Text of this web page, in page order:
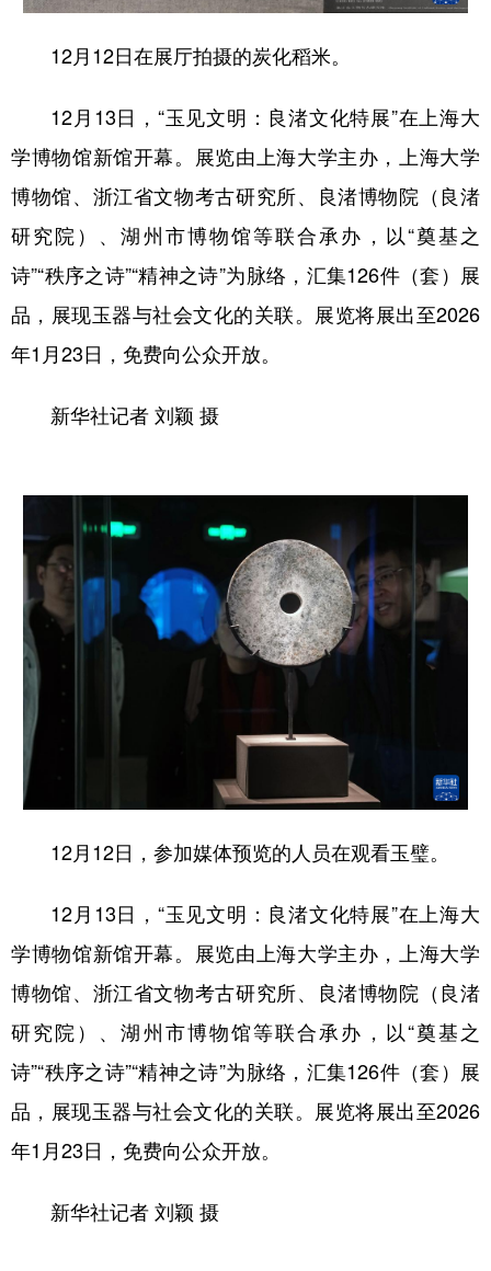
12月12日在展厅拍摄的炭化稻米。
12月13日，“玉见文明：良渚文化特展”在上海大
学博物馆新馆开幕。展览由上海大学主办，上海大学
博物馆、浙江省文物考古研究所、良渚博物院（良渚
研究院）、湖州市博物馆等联合承办，以“奠基之
诗”“秩序之诗”“精神之诗”为脉络，汇集126件（套）展
品，展现玉器与社会文化的关联。展览将展出至2026
年1月23日，免费向公众开放。
新华社记者 刘颖 摄
12月12日，参加媒体预览的人员在观看玉璧。
12月13日，“玉见文明：良渚文化特展”在上海大
学博物馆新馆开幕。展览由上海大学主办，上海大学
博物馆、浙江省文物考古研究所、良渚博物院（良渚
研究院）、湖州市博物馆等联合承办，以“奠基之
诗”“秩序之诗”“精神之诗”为脉络，汇集126件（套）展
品，展现玉器与社会文化的关联。展览将展出至2026
年1月23日，免费向公众开放。
新华社记者 刘颖 摄